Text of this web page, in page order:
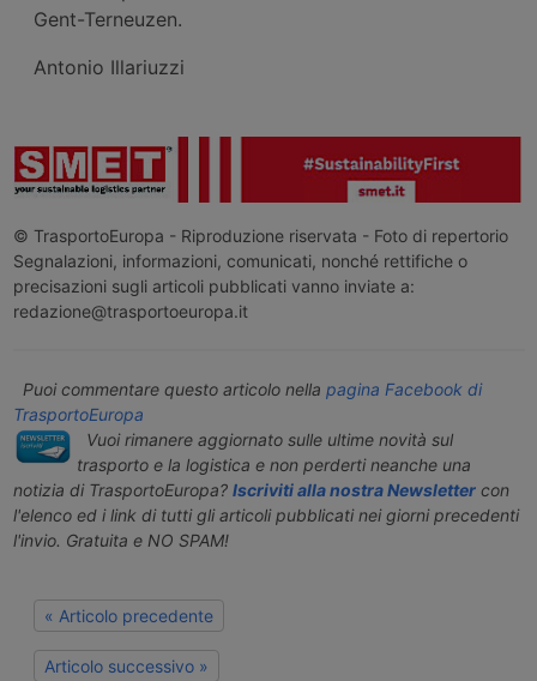
Gent-Terneuzen.
Antonio Illariuzzi
© TrasportoEuropa - Riproduzione riservata - Foto di repertorio
Segnalazioni, informazioni, comunicati, nonché rettifiche o
precisazioni sugli articoli pubblicati vanno inviate a:
redazione@trasportoeuropa.it
Puoi commentare questo articolo nella pagina Facebook di
TrasportoEuropa
Vuoi rimanere aggiornato sulle ultime novità sul
trasporto e la logistica e non perderti neanche una
notizia di TrasportoEuropa? Iscriviti alla nostra Newslettercon
l'elenco ed i link di tutti gli articoli pubblicati nei giorni precedenti
l'invio. Gratuita e NO SPAM!
« Articolo precedente
Articolo successivo »